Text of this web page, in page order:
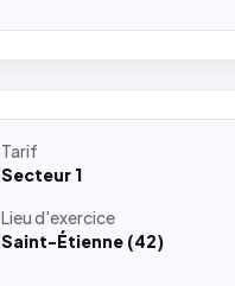
Tarif
Secteur 1
Lieud'exercice
Saint-Étienne (42)